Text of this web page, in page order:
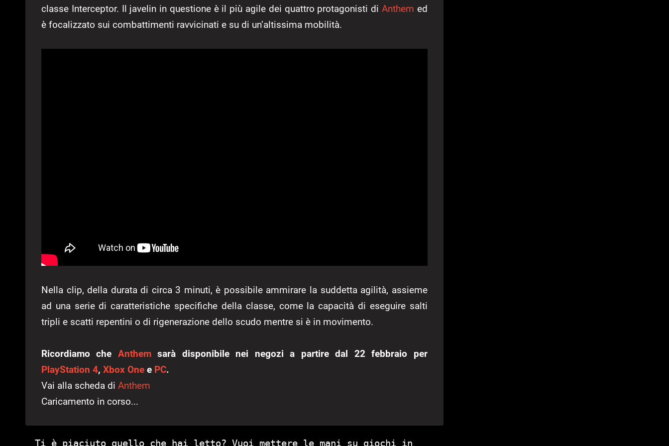
classe Interceptor. Il javelin in questione è il più agile dei quattro protagonisti di Anthem ed
è focalizzato sui combattimenti ravvicinati e su di un’altissima mobilità.
Nella clip, della durata di circa 3 minuti, è possibile ammirare la suddetta agilità, assieme
ad una serie di caratteristiche specifiche della classe, come la capacità di eseguire salti
tripli e scatti repentini o di rigenerazione dello scudo mentre si è in movimento.
Ricordiamo che Anthemsarà disponibile nei negozi a partire dal 22 febbraio per
PlayStation 4, Xbox One e PC.
Vai alla scheda di Anthem
Caricamento in corso...
Ti è piaciuto quello che hai letto? Vuoi mettere le mani su giochi in